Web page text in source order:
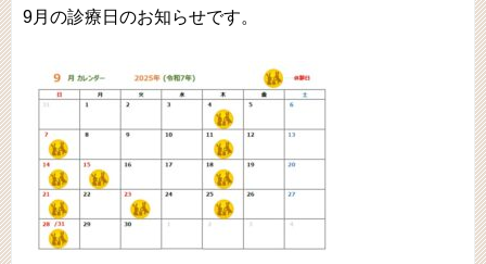
9月の診療日のお知らせです。